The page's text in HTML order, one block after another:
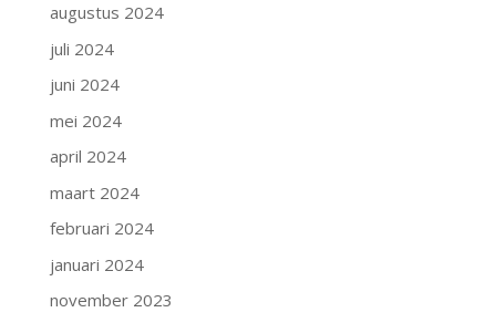
augustus 2024
juli 2024
juni 2024
mei 2024
april 2024
maart 2024
februari 2024
januari 2024
november 2023